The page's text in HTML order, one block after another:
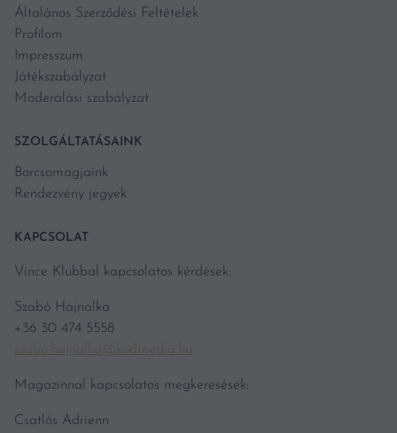
Általános Szerződési Feltételek
Profilom
Impresszum
Játékszabályzat
Moderálási szabályzat
SZOLGÁLTATÁSAINK
Borcsomagjaink
Rendezvény jegyek
KAPCSOLAT
Vince Klubbal kapcsolatos kérdések:
Szabó Hajnalka
+36 30 474 5558
szabo.hajnalka@kodmedia.hu
Magazinnal kapcsolatos megkeresések:
Csatlós Adrienn